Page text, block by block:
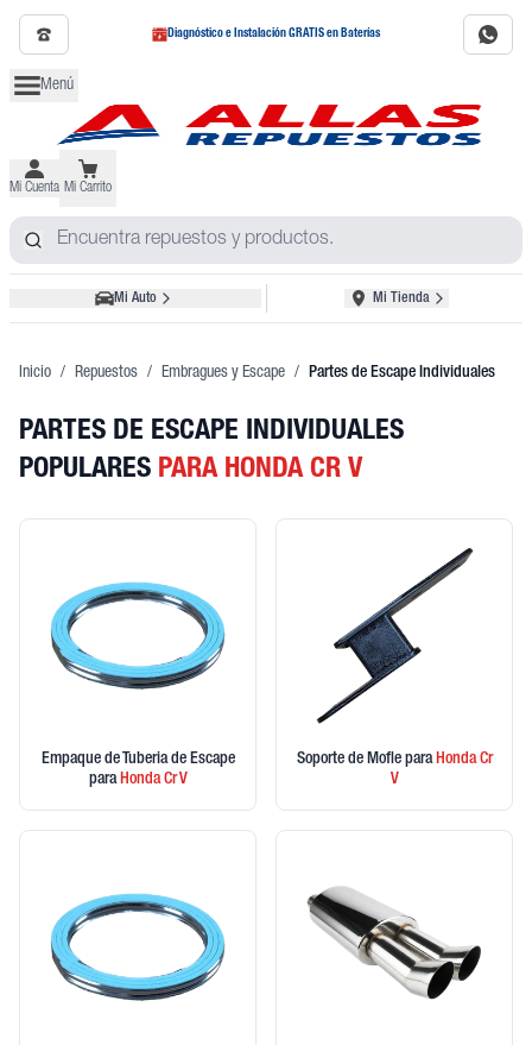
Diagnóstico e Instalación GRATIS en Baterías
Menú
Mi Cuenta Mi Carrito
Mi Auto Mi Tienda
Inicio / Repuestos / Embragues y Escape / Partes de Escape Individuales
PARTES DE ESCAPE INDIVIDUALES
POPULARES PARA HONDA CR V
Empaque de Tuberia de Escape
paraHondaCr V
Soporte de Mofle paraHondaCr
V